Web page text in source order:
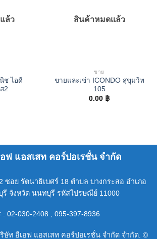
ล้ว
ช ไอดี
2
สินค้าหมดแล้ว
ขาย
ขายและเช่า ICONDO สุขุมวิท
105
0.00 ฿
ฟ แอสเสท คอร์ปอเรชั่น จำกัด
ซอย รัตนาธิเบศร์ 18 ตำบล บางกระสอ อำเภอ
รี จังหวัด นนทบุรี รหัสไปรษณีย์ 11000
: 02-030-2408 , 095-397-8936
ษัท อีเอฟ แอสเสท คอร์ปอเรชั่น จำกัด จำกัด. ©